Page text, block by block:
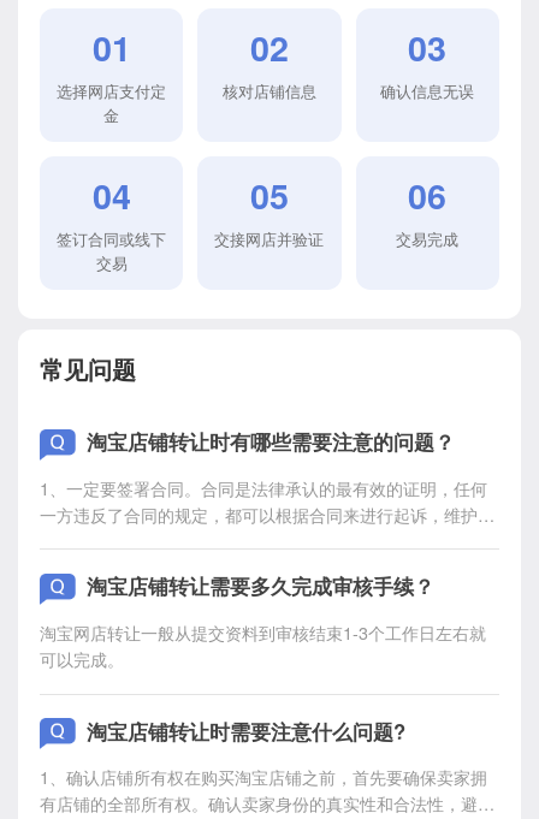
01
选择网店支付定
金
02
核对店铺信息
03
确认信息无误
04
签订合同或线下
交易
05
交接网店并验证
06
交易完成
常见问题
淘宝店铺转让时有哪些需要注意的问题？
1、一定要签署合同。合同是法律承认的最有效的证明，任何
一方违反了合同的规定，都可以根据合同来进行起诉，维护自
2、不要私下交易。上面提到很多人会选择私下进行交易，不
是说就建议让大家私下直接交易，而是要基于彼此都非常熟悉
的基础下才可以，如果是不熟悉的人，我们并不清楚对方的底
细，贸然交易的话，到时候面临的可能是人财两空的情况，所
以大家一定要注意。 3、卖家记得关闭贷款功能。因为在淘宝
注册的信息是无法更改的，即使转让后，一切信息还是属于原
来的注册人的，有的买家会在平台进行贷款，然后逾期不还，
最后可能会算在最开始的注册人的头上，所以卖家千万记得把
贷款功能关闭。 4、当面检查店铺信息。正式交易的时候，卖
淘宝店铺转让需要多久完成审核手续？
淘宝网店转让一般从提交资料到审核结束1-3个工作日左右就
可以完成。
淘宝店铺转让时需要注意什么问题?
1、确认店铺所有权在购买淘宝店铺之前，首先要确保卖家拥
有店铺的全部所有权。确认卖家身份的真实性和合法性，避免